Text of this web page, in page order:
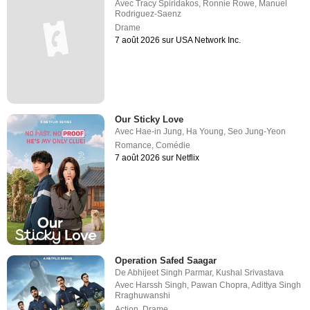
AvecTracy Spiridakos, Ronnie Rowe, Manuel
Rodriguez-Saenz
Drame
7 août 2026 sur USA Network Inc.
Our Sticky Love
Avec Hae-in Jung, Ha Young,Seo Jung-Yeon
Romance,Comédie
7 août 2026 sur Netflix
Operation Safed Saagar
DeAbhijeet Singh Parmar, Kushal Srivastava
Avec Harssh Singh Pawan Chopra ,Adittya Singh
Rraghuwanshi